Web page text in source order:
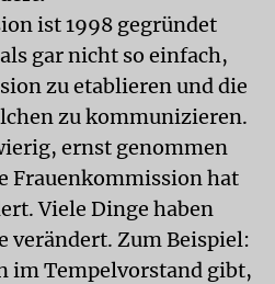
ist 1998 gegründet
gar nicht so einfach,
zu etablieren und die
zu kommunizieren.
ernst genommen
Frauenkommission hat
Viele Dinge haben
verändert. Zum Beispiel:
im Tempelvorstand gibt,